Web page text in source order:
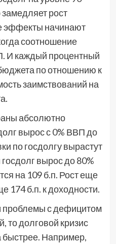
рост
эффекты начинают
соотношение
И каждый процентный
по отношению к
заимствований на
абсолютно
вырос с 0% ВВП до
по госдолгу вырастут
вырос до 80%
на 109 б.п. Рост еще
174 б.п. к доходности.
проблемы с дефицитом
то долговой кризис
быстрее. Например,